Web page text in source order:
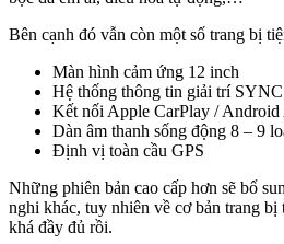
Bên cạnh đó vẫn còn một số trang bị
Màn hình cảm ứng 12 inch
Hệ thống thông tin giải trí
Kết nối Apple CarPlay / Android
Dàn âm thanh sống động 8 – 9
Định vị toàn cầu GPS
Những phiên bản cao cấp hơn sẽ bổ
nghi khác, tuy nhiên về cơ bản trang
khá đầy đủ rồi.